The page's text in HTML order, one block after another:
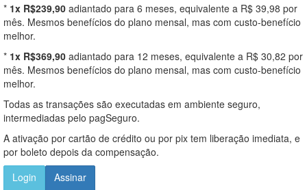
* 1x R$239,90 adiantado para 6 meses, equivalente a R$ 39,98 por
mês. Mesmos benefícios do plano mensal, mas com custo-benefício
melhor.
* 1x R$369,90 adiantado para 12 meses, equivalente a R$ 30,82 por
mês. Mesmos benefícios do plano mensal, mas com custo-benefício
melhor.
Todas as transações são executadas em ambiente seguro,
intermediadas pelo pagSeguro.
A ativação por cartão de crédito ou por pix tem liberação imediata, e
por boleto depois da compensação.
Login
Assinar